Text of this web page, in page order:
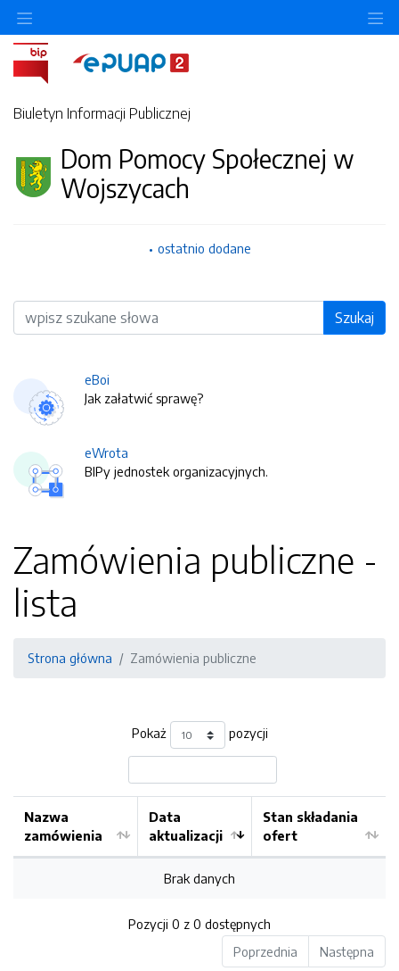
Biuletyn Informacji Publicznej
Dom Pomocy Społecznej w
Wojszycach
ostatnio dodane
Wyszukiwarka Szukaj
eBoi
Jak załatwić sprawę?
eWrota
BIPy jednostek organizacyjnych.
Zamówienia publiczne -
lista
Strona główna Zamówienia publiczne
Pokaż pozycji
Nazwa
zamówienia
Data
aktualizacji
Stan składania
ofert
Brak danych
Pozycji 0 z 0 dostępnych
Poprzednia
Następna